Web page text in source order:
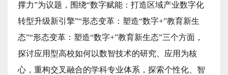
撑力”为议题，围绕“数字赋能：打造区域产业数字化
转型升级新引擎”“形态变革：塑造“数字+”教育新生
态”“形态变革：塑造“数字+”教育新生态”三个方面，
探讨应用型高校如何以数智技术的研究、应用为核
心，重构交叉融合的学科专业体系，探索个性化、智